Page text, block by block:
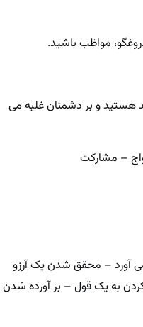
مواظب باشید.
و بر دشمنان غلبه می
– مشارکت
آورد – محقق شدن یک آرزو
به یک قول – بر آورده شدن